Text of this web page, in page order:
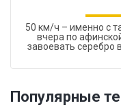
50 км/ч – именно с
вчера по
завоевать серебро
Популярные